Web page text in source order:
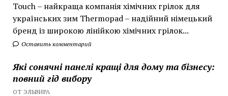
Touch – найкраща компанія хімічних грілок для
українських зим Thermopad – надійний німецький
бренд із широкою лінійкою хімічних грілок...
Оставить комментарий
Які сонячні панелі кращі для дому та бізнесу:
повний гід вибору
ОТ ЭЛЬВИРА